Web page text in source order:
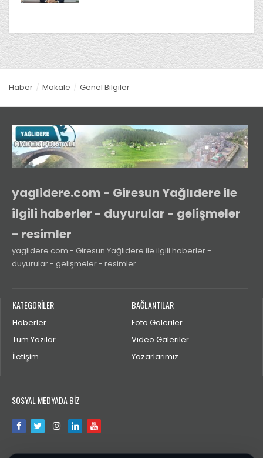
Haber Makale Genel Bilgiler
yaglidere.com - Giresun Yağlıdere ile
ilgili haberler - duyurular - gelişmeler
- resimler
yaglidere.com - Giresun Yağlıdere ile ilgili haberler -
duyurular - gelişmeler - resimler
KATEGORİLER
Haberler
Tüm Yazılar
İletişim
BAĞLANTILAR
Foto Galeriler
Video Galeriler
Yazarlarımız
SOSYAL MEDYADA BİZ